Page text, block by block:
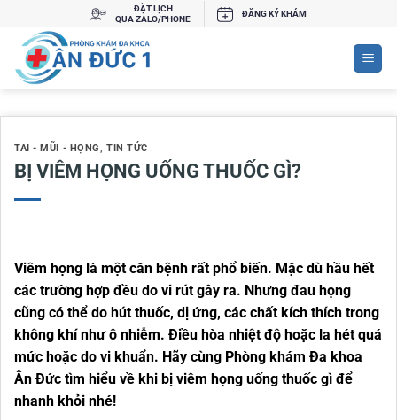
dung
ĐẶT LỊCH
QUA ZALO/PHONE
ĐĂNG KÝ KHÁM
TAI - MŨI - HỌNG,TIN TỨC
BỊ VIÊM HỌNG UỐNG THUỐC GÌ?
Viêm họng là một căn bệnh rất phổ biến. Mặc dù hầu hết
các trường hợp đều do vi rút gây ra. Nhưng đau họng
cũng có thể do hút thuốc, dị ứng, các chất kích thích trong
không khí như ô nhiễm. Điều hòa nhiệt độ hoặc la hét quá
mức hoặc do vi khuẩn. Hãy cùng Phòng khám Đa khoa
Ân Đức tìm hiểu về khi bị viêm họng uống thuốc gì để
nhanh khỏi nhé!